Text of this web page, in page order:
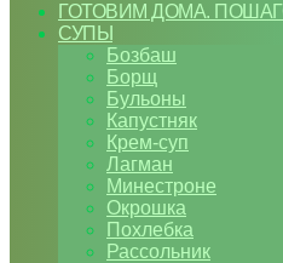
ГОТОВИМ ДОМА.
СУПЫ
Бозбаш
Борщ
Бульоны
Капустняк
Крем-суп
Лагман
Минестроне
Окрошка
Похлебка
Рассольник